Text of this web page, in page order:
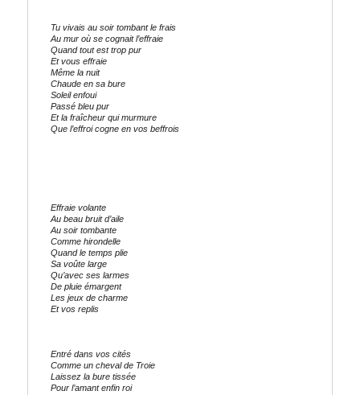
Tu vivais au soir tombant le frais
Au mur où se cognait l’effraie
Quand tout est trop pur
Et vous effraie
Même la nuit
Chaude en sa bure
Soleil enfoui
Passé bleu pur
Et la fraîcheur qui murmure
Que l’effroi cogne en vos beffrois
Effraie volante
Au beau bruit d’aile
Au soir tombante
Comme hirondelle
Quand le temps plie
Sa voûte large
Qu’avec ses larmes
De pluie émargent
Les jeux de charme
Et vos replis
Entré dans vos cités
Comme un cheval de Troie
Laissez la bure tissée
Pour l’amant enfin roi